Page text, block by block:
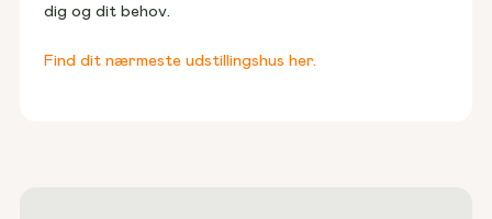
dig og dit behov.
Find dit nærmeste udstillingshus her.